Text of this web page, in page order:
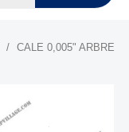
CALE 0,005" ARBRE